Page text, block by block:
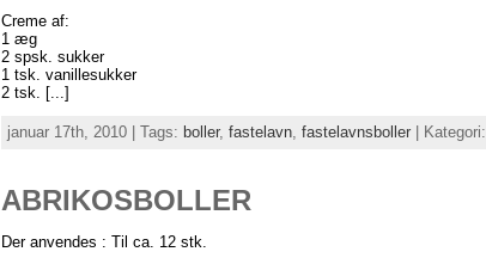
Creme af:
1 æg
2 spsk. sukker
1 tsk. vanillesukker
2 tsk. [...]
januar 17th, 2010 | Tags: boller, fastelavn, fastelavnsboller| Kategori:
ABRIKOSBOLLER
Der anvendes : Til ca. 12 stk.